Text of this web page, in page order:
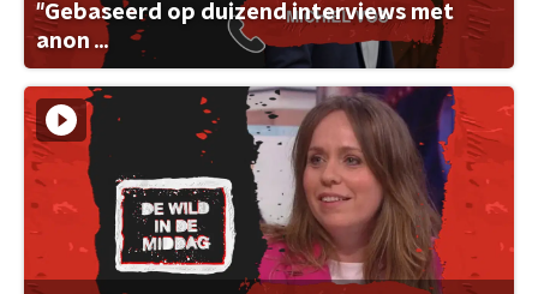
"Gebaseerd op duizend interviews met
anon ...